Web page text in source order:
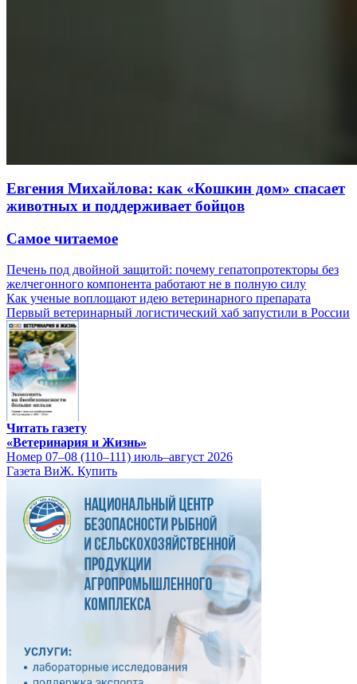
Евгения Михайлова: как «Кошкин дом» спасает
животных и поддерживает бойцов
Самое читаемое
Печень под двойной защитой: почему гепатопротекторы без
желчегонного компонента работают не в полную силу
Как ученые воплощают идею ветеринарного препарата
Первый ветеринарный логистический хаб запустили в России
Читать газету
«Ветеринария и Жизнь»
Номер 07–08 (110–111) июль–август 2026
Газета ВиЖ. Купить